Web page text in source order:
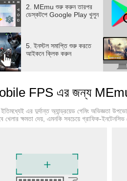
2. MEmu শুরু করুন তারপর
ডেস্কটপে Google Play খুলুন
5. ইনস্টল সমাপ্তি শুরু করতে
আইকনে ক্লিক করুন
FPS এর জন্য MEmu
এর দুর্দান্ত অ্যান্ড্রয়েড গেমিং অভিজ্ঞতা
খেলার ক্ষমতা দেয়, এমনকি সবচেয়ে গ্রাফিক-